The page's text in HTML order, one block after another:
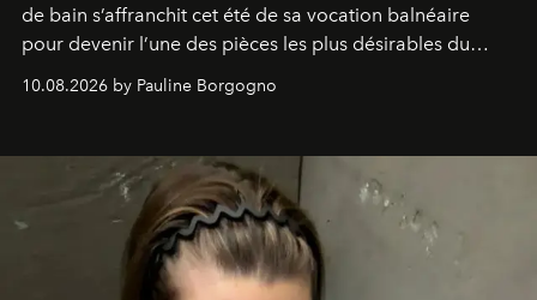
de bain s’affranchit cet été de sa vocation balnéaire
pour devenir l’une des pièces les plus désirables du
10.08.2026 by Pauline Borgogno